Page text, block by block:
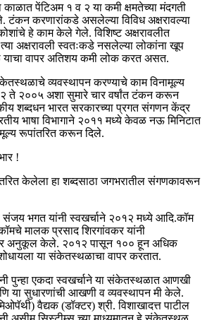
पेंटिअम १ व २ या कमी क्षमतेच्या मंदगती
करणारांकडे असलेल्या विविध अक्षरावल्या
हे काम केले गेले. विशिष्ट अक्षरावलीत
अक्षरावली स्वतःकडे नसलेल्या लोकांना खूप
वापर अतिशय कमी लोक करत असत.
व्यवस्थापन करण्याचे काम विनामूल्य
ते २००५ अशा सुमारे चार वर्षांत टंकन करून
शब्दधन भारत सरकारच्या प्रगत संगणन केंद्र
भाषा विभागाने २०११ मध्ये केवळ नऊ मिनिटात
रूपांतरित करून दिले.
!
केलेला हा शब्दसाठा जगभरातील संगणकावरून
भगत यांनी स्वखर्चाने २०१२ मध्ये आदि.कॉम
मालक प्रसाद शिरगांवकर यांनी
अनुकूल केले. २०१२ पासून १०० हून अधिक
या संकेतस्थळाचा वापर करतात.
पुन्हा एकदा स्वखर्चाने या संकेतस्थळात आणखी
या सुधारणांची आखणी व व्यवस्थापन मी केले.
वैद्यक (डॉक्टर) श्री. विशाखादत्त पाटील